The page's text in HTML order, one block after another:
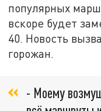
популярных
вскоре будет
40. Новость
горожан.
- Моему